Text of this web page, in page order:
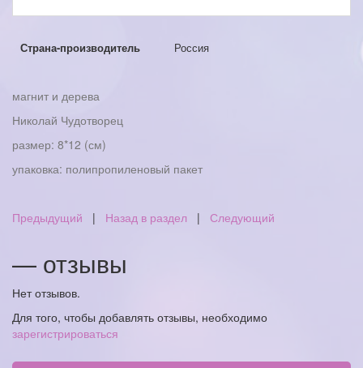
Страна-производитель Россия
магнит и дерева
Николай Чудотворец
размер: 8*12 (см)
упаковка: полипропиленовый пакет
Предыдущий | Назад в раздел | Следующий
— отзывы
Нет отзывов.
Для того, чтобы добавлять отзывы, необходимо
зарегистрироваться